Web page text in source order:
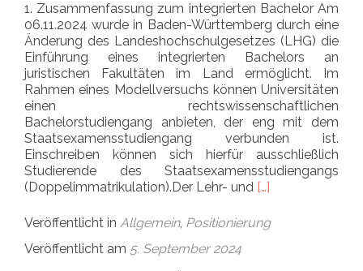
1. Zusammenfassung zum integrierten Bachelor Am
06.11.2024 wurde in Baden-Württemberg durch eine
Änderung des Landeshochschulgesetzes (LHG) die
Einführung eines integrierten Bachelors an
juristischen Fakultäten im Land ermöglicht. Im
Rahmen eines Modellversuchs können Universitäten
einen rechtswissenschaftlichen
Bachelorstudiengang anbieten, der eng mit dem
Staatsexamensstudiengang verbunden ist.
Einschreiben können sich hierfür ausschließlich
Studierende des Staatsexamensstudiengangs
(Doppelimmatrikulation).Der Lehr- und Read more
[…]
Veröffentlicht in Allgemein, Positionierung
Veröffentlicht am 5. September 2024